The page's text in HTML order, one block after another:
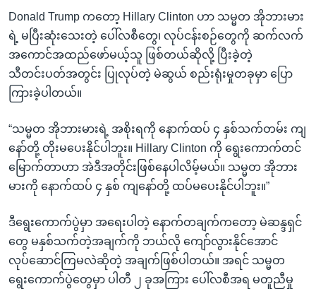
Donald Trump ကတော့ Hillary Clinton ဟာ သမ္မတ အိုဘားမား
ရဲ့ မပြီးဆုံးသေးတဲ့ ပေါ်လစီတွေ၊ လုပ်ငန်းစဉ်တွေကို ဆက်လက်
အကောင်အထည်ဖော်မယ့်သူ ဖြစ်တယ်ဆိုလို့ ပြီးခဲ့တဲ့
သီတင်းပတ်အတွင်း ပြုလုပ်တဲ့ မဲဆွယ် စည်းရုံးမှုတခုမှာ ပြော
ကြားခဲ့ပါတယ်။
“သမ္မတ အိုဘားမားရဲ့ အစိုးရကို နောက်ထပ် ၄ နှစ်သက်တမ်း ကျ
နော်တို့ တိုးမပေးနိုင်ပါဘူး။ Hillary Clinton ကို ရွေးကောက်တင်
မြောက်တာဟာ အဲဒီအတိုင်းဖြစ်နေပါလိမ့်မယ်။ သမ္မတ အိုဘား
မားကို နောက်ထပ် ၄ နှစ် ကျနော်တို့ ထပ်မပေးနိုင်ပါဘူး။”
ဒီရွေးကောက်ပွဲမှာ အရေးပါတဲ့ နောက်တချက်ကတော့ မဲဆန္ဒရှင်
တွေ မနှစ်သက်တဲ့အချက်ကို ဘယ်လို ကျော်လွားနိုင်အောင်
လုပ်ဆောင်ကြမလဲဆိုတဲ့ အချက်ဖြစ်ပါတယ်။ အရင် သမ္မတ
ရွေးကောက်ပွဲတွေမှာ ပါတီ ၂ ခုအကြား ပေါ်လစီအရ မတူညီမှု